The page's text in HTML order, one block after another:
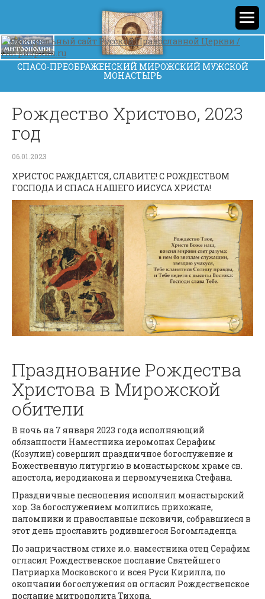
СПАСО-ПРЕОБРАЖЕНСКИЙ МИРОЖСКИЙ МУЖСКОЙ
МОНАСТЫРЬ
Рождество Христово, 2023
год
06.01.2023
ХРИСТОС РАЖДАЕТСЯ, СЛАВИТЕ! С РОЖДЕСТВОМ
ГОСПОДА И СПАСА НАШЕГО ИИСУСА ХРИСТА!
Празднование Рождества
Христова в Мирожской
обители
В ночь на 7 января 2023 года исполняющий
обязанности Наместника иеромонах Серафим
(Козулин) совершил праздничное богослужение и
Божественную литургию в монастырском храме св.
апостола, иеродиакона и первомученика Стефана.
Праздничные песнопения исполнил монастырский
хор. За богослужением молились прихожане,
паломники и православные псковичи, собравшиеся в
этот день прославить родившегося Богомладенца.
По запричастном стихе и.о. наместника отец Серафим
огласил Рождественское послание Святейшего
Патриарха Московского и всея Руси Кирилла, по
окончании богослужения он огласил Рождественское
послание митрополита Тихона.